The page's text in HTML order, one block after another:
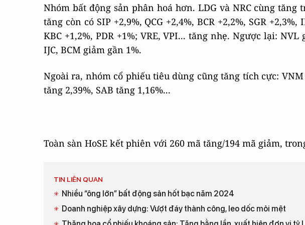
Nhóm bất động sản phân hoá hơn. LDG và NRC cùng
tăng còn có SIP +2,9%, QCG +2,4%, BCR +2,2%, SGR +2,3%,
KBC +1,2%, PDR +1%; VRE, VPI... tăng nhẹ. Ngược lại:
IJC, BCM giảm gần 1%.
Ngoài ra, nhóm cổ phiếu tiêu dùng cũng tăng tích cực: VNM
tăng 2,39%, SAB tăng 1,16%...
Toàn sàn HoSE kết phiên với 260 mã tăng/194 mã giảm,
TIN LIÊN QUAN
Nhiều “ông lớn” bất động sản hốt bạc năm 2024
Doanh nghiệp xây dựng: Vượt đáy thành công, leo dốc mỏi mệt